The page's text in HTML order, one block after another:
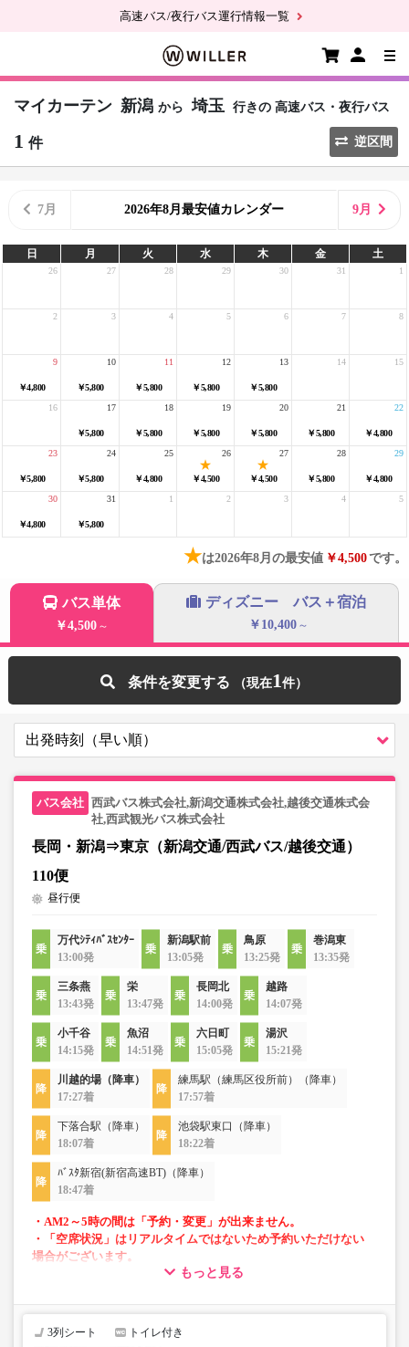
高速バス/夜行バス運行情報一覧
マイカーテン 新潟 から 埼玉 行きの 高速バス・夜行バス
1 件 逆区間
7月 2026年8月最安値カレンダー 9月
日 月 火 水 木 金 土
26 27 28 29 30 31 1
2 3 4 5 6 7 8
￥4,800
9
￥5,800
10
￥5,800
11
￥5,800
12
￥5,800
13 14 15
16
￥5,800
17
￥5,800
18
￥5,800
19
￥5,800
20
￥5,800
21
￥4,800
22
￥5,800
23
￥5,800
24
￥4,800
25
￥4,500
26
￥4,500
27
￥5,800
28
￥4,800
29
￥4,800
30
￥5,800
31 1 2 3 4 5
★は2026年8月の最安値 ￥4,500です。
バス単体
￥4,500 ～
ディズニー バス＋宿泊
￥10,400 ～
条件を変更する 1
西武バス株式会社,新潟交通株式会社,越後交通株式会
社,西武観光バス株式会社
長岡・新潟⇒東京（新潟交通/西武バス/越後交通）
110便
昼行便
万代ｼﾃｨﾊﾞｽｾﾝﾀｰ
13:00発
新潟駅前
13:05発
鳥原
13:25発
巻潟東
13:35発
三条燕
13:43発
栄
13:47発
長岡北
14:00発
越路
14:07発
小千谷
14:15発
魚沼
14:51発
六日町
15:05発
湯沢
15:21発
川越的場（降車）
17:27着
練馬駅（練馬区役所前）（降車）
17:57着
下落合駅（降車）
18:07着
池袋駅東口（降車）
18:22着
ﾊﾞｽﾀ新宿(新宿高速BT)（降車）
18:47着
・AM2～5時の間は「予約・変更」が出来ません。
・「空席状況」はリアルタイムではないため予約いただけない
場合がございます。
・車両は予告なく変更となる場合がございます。これに伴い、
じめご了承ください。
もっと見る
3列シート トイレ付き